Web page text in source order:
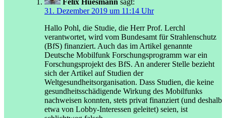
Felix Huesmann sagt:
31. Dezember 2019 um 11:14 Uhr
Hallo Pohl, die Studie, die Herr Prof. Lerchl
verantwortet, wird vom Bundesamt für Strahlenschutz
(BfS) finanziert. Auch das im Artikel genannte
Deutsche Mobilfunk Forschungsprogramm war ein
Forschungsprojekt des BfS. An anderer Stelle bezieht
sich der Artikel auf Studien der
Weltgesundheitsorganisation. Dass Studien, die keine
gesundheitsschädigende Wirkung des Mobilfunks
nachweisen konnten, stets privat finanziert (und deshalb
etwa von Lobby-Interessen geleitet) seien, ist